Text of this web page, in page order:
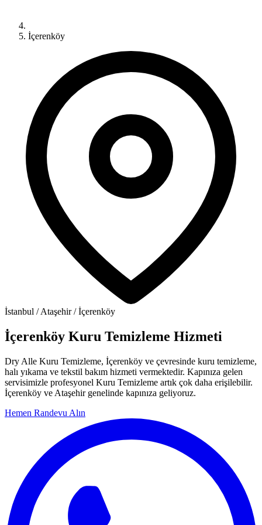
İçerenköy
İstanbul / Ataşehir / İçerenköy
İçerenköy Kuru Temizleme Hizmeti
Dry Alle Kuru Temizleme, İçerenköy ve çevresinde kuru temizleme,
halı yıkama ve tekstil bakım hizmeti vermektedir. Kapınıza gelen
servisimizle profesyonel Kuru Temizleme artık çok daha erişilebilir.
İçerenköy ve Ataşehir genelinde kapınıza geliyoruz.
Hemen Randevu Alın